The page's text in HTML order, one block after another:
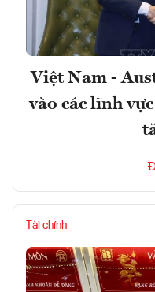
Việt Nam -
vào các lĩnh
Tài chính